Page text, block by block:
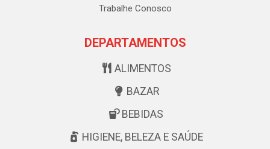
Trabalhe Conosco
DEPARTAMENTOS
ALIMENTOS
BAZAR
BEBIDAS
HIGIENE, BELEZA E SAÚDE